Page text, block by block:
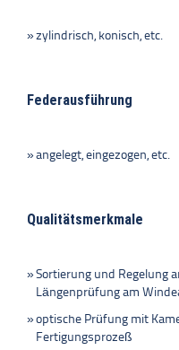
zylindrisch, konisch, etc.
Federausführung
angelegt, eingezogen, etc.
Qualitätsmerkmale
Sortierung und Regelung
Längenprüfung am
optische Prüfung mit
Fertigungsprozeß